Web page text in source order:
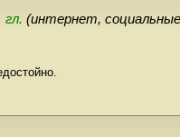
гл. (интернет,